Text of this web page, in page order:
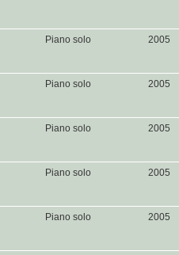
Piano solo 2005
Piano solo 2005
Piano solo 2005
Piano solo 2005
Piano solo 2005